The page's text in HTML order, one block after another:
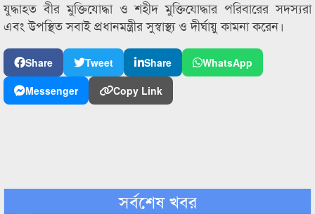
যুদ্ধাহত বীর মুক্তিযোদ্ধা ও শহীদ মুক্তিযোদ্ধার পরিবারের সদস্যরা
এবং উপস্থিত সবাই প্রধানমন্ত্রীর সুস্বাস্থ্য ও দীর্ঘায়ু কামনা করেন।
Share Tweet Share
WhatsApp
Messenger
Copy Link
সর্বশেষ খবর